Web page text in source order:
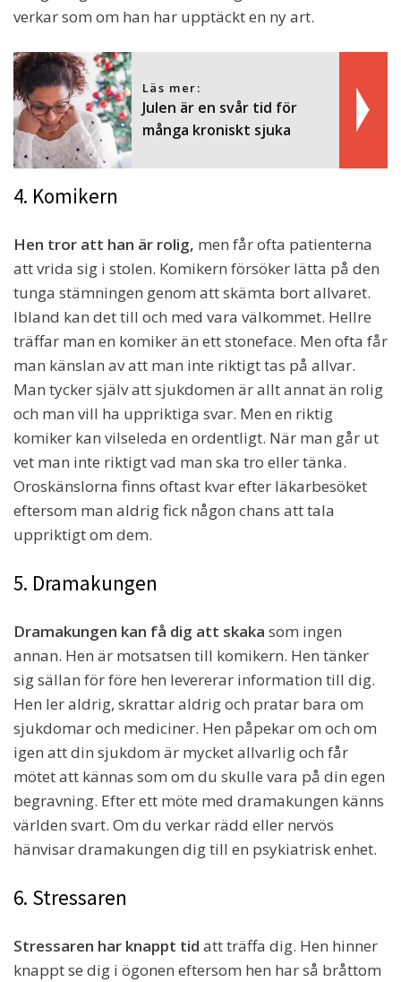
verkar som om han har upptäckt en ny art.
Läs mer:
Julen är en svår tid för
många kroniskt sjuka
4. Komikern
Hen tror att han är rolig, men får ofta patienterna
att vrida sig i stolen. Komikern försöker lätta på den
tunga stämningen genom att skämta bort allvaret.
Ibland kan det till och med vara välkommet. Hellre
träffar man en komiker än ett stoneface. Men ofta får
man känslan av att man inte riktigt tas på allvar.
Man tycker själv att sjukdomen är allt annat än rolig
och man vill ha uppriktiga svar. Men en riktig
komiker kan vilseleda en ordentligt. När man går ut
vet man inte riktigt vad man ska tro eller tänka.
Oroskänslorna finns oftast kvar efter läkarbesöket
eftersom man aldrig fick någon chans att tala
uppriktigt om dem.
5. Dramakungen
Dramakungen kan få dig att skaka som ingen
annan. Hen är motsatsen till komikern. Hen tänker
sig sällan för före hen levererar information till dig.
Hen ler aldrig, skrattar aldrig och pratar bara om
sjukdomar och mediciner. Hen påpekar om och om
igen att din sjukdom är mycket allvarlig och får
mötet att kännas som om du skulle vara på din egen
begravning. Efter ett möte med dramakungen känns
världen svart. Om du verkar rädd eller nervös
hänvisar dramakungen dig till en psykiatrisk enhet.
6. Stressaren
Stressaren har knappt tid att träffa dig. Hen hinner
knappt se dig i ögonen eftersom hen har så bråttom